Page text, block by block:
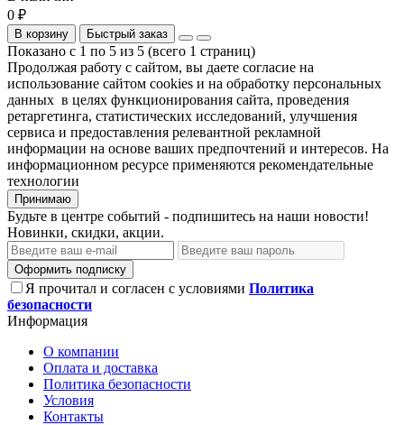
0 ₽
В корзину Быстрый заказ
Показано с 1 по 5 из 5 (всего 1 страниц)
Продолжая работу с сайтом, вы даете согласие на
использование сайтом cookies и на обработку персональных
данных в целях функционирования сайта, проведения
ретаргетинга, статистических исследований, улучшения
сервиса и предоставления релевантной рекламной
информации на основе ваших предпочтений и интересов. На
информационном ресурсе применяются рекомендательные
технологии
Принимаю
Будьте в центре событий - подпишитесь на наши новости!
Новинки, скидки, акции.
Оформить подписку
Я прочитал и согласен с условиями Политика
безопасности
Информация
О компании
Оплата и доставка
Политика безопасности
Условия
Контакты